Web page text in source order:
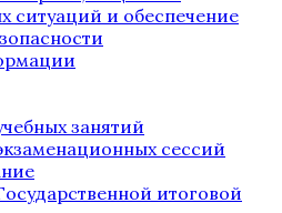
ситуаций и обеспечение
занятий
сессий
итоговой